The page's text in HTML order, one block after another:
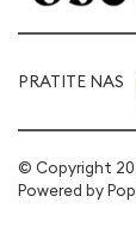
PRATITE NAS
© Copyright
Powered by